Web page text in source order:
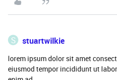
S stuartwilkie
lorem ipsum dolor sit amet
eiusmod tempor incididunt ut